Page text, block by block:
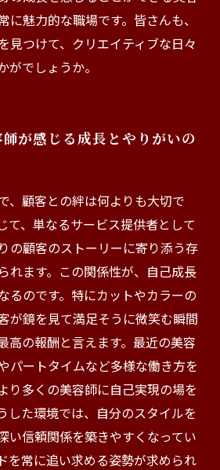
に魅力的な職場です。皆さんも、
見つけて、クリエイティブな日々
がでしょうか。
が感じる成長とやりがいの
、顧客との絆は何よりも大切で
て、単なるサービス提供者として
の顧客のストーリーに寄り添う存
れます。この関係性が、自己成長
るのです。特にカットやカラーの
が鏡を見て満足そうに微笑む瞬間
高の報酬と言えます。最近の美容
パートタイムなど多様な働き方を
り多くの美容師に自己実現の場を
した環境では、自分のスタイルを
い信頼関係を築きやすくなってい
を常に追い求める姿勢が求められ